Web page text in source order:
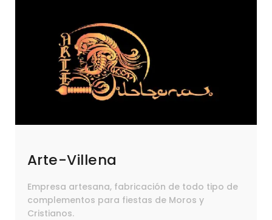
Arte-Villena
Empresa artesana, fabricación de todo tipo de
complementos para fiestas de Moros y
Cristianos.